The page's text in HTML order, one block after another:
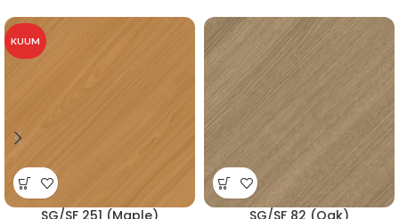
KUUM
SG/SF 251 (Maple) SG/SF 82 (Oak)